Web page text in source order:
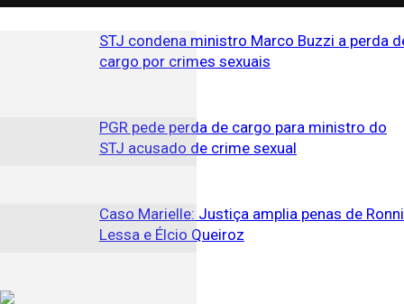
STJ condena ministro Marco Buzzi a perda
cargo por crimes sexuais
PGR pede perda de cargo para ministro do
STJ acusado de crime sexual
Caso Marielle: Justiça amplia penas de
Lessa e Élcio Queiroz